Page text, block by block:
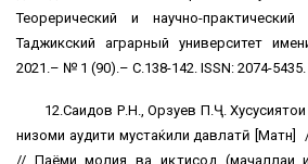
Теорерический и научно-
Таджикский аграрный университет
2021.– № 1 (90).– С.138-142. ISSN: 2074-
12.Саидов Р.Н., Орзуев П.Ҷ.
низоми аудити мустаќили давлатӣ [Матн]
// Паёми молия ва иқтисод (маҷаллаи